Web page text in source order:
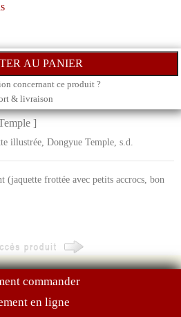
concernant ce produit ?
& livraison
]
illustrée, Dongyue Temple, s.d.
(jaquette frottée avec petits accrocs, bon
commander
en ligne